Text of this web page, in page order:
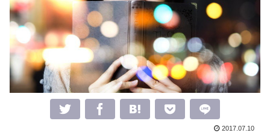
2017.07.10